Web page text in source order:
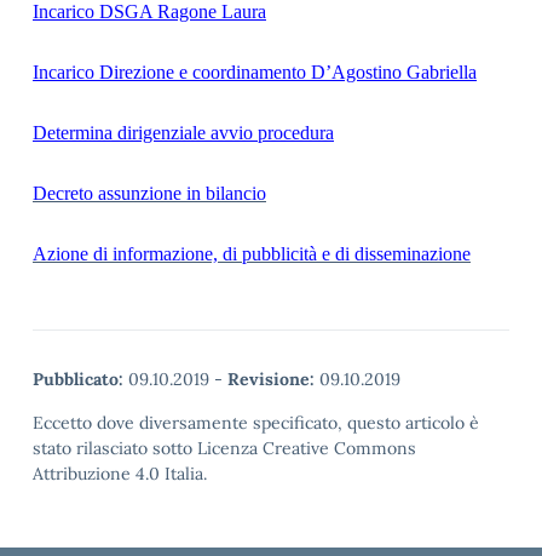
Incarico DSGA Ragone Laura
Incarico Direzione e coordinamento D’Agostino Gabriella
Determina dirigenziale avvio procedura
Decreto assunzione in bilancio
Azione di informazione, di pubblicità e di disseminazione
Pubblicato: 09.10.2019 - Revisione: 09.10.2019
Eccetto dove diversamente specificato, questo articolo è
stato rilasciato sotto Licenza Creative Commons
Attribuzione 4.0 Italia.